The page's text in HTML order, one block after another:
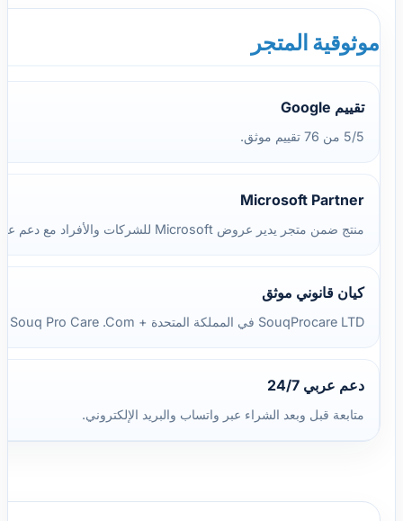
موثوقية المتجر
تقييم Google
5/5 من 76 تقييم موثق.
Microsoft Partner
منتج ضمن متجر يدير عروض Microsoft للشركات والأفراد مع دعم عربي.
كيان قانوني موثق
SouqProcare LTD في المملكة المتحدة + Souq Pro Care .Com في مصر.
دعم عربي 24/7
متابعة قبل وبعد الشراء عبر واتساب والبريد الإلكتروني.